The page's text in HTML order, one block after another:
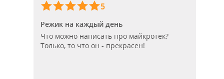
5
Режик на каждый день
Что можно написать про майкротек?
Только, то что он - прекрасен!